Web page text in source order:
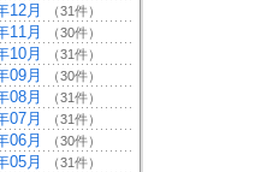
12月 （31件）
11月 （30件）
10月 （31件）
09月 （30件）
08月 （31件）
07月 （31件）
06月 （30件）
05月 （31件）